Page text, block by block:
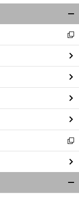
閉
る
新
し
い
ウ
ィ
ン
ド
ウ
で
開
く
新
し
い
ウ
ィ
ン